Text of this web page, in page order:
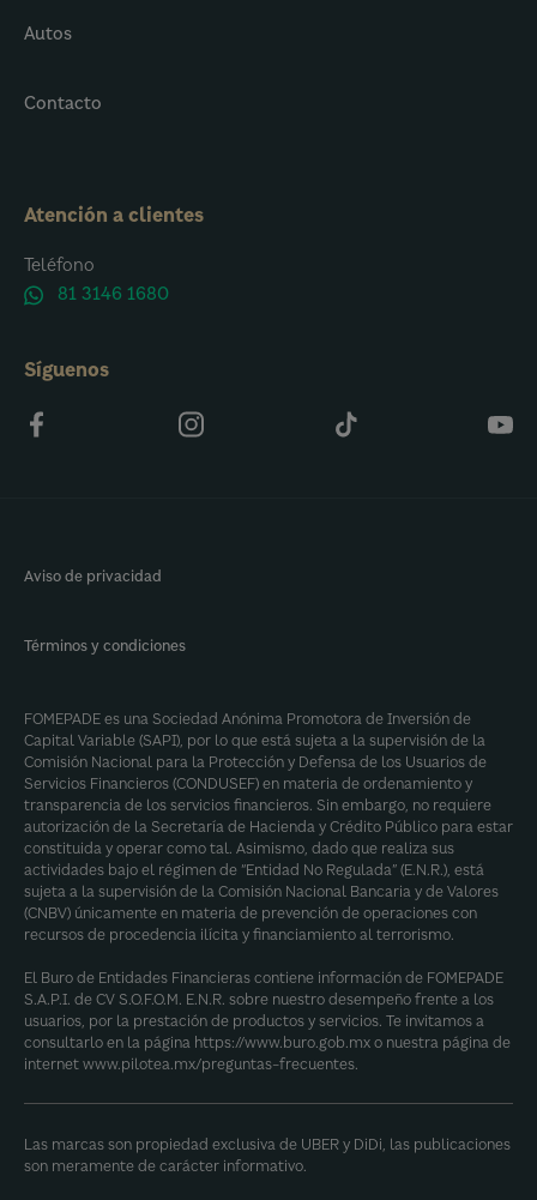
Autos
Contacto
Atención a clientes
Teléfono
81 3146 1680
Síguenos
Aviso de privacidad
Términos y condiciones
FOMEPADE es una Sociedad Anónima Promotora de Inversión de
Capital Variable (SAPI), por lo que está sujeta a la supervisión de la
Comisión Nacional para la Protección y Defensa de los Usuarios de
Servicios Financieros (CONDUSEF) en materia de ordenamiento y
transparencia de los servicios financieros. Sin embargo, no requiere
autorización de la Secretaría de Hacienda y Crédito Público para estar
constituida y operar como tal. Asimismo, dado que realiza sus
actividades bajo el régimen de “Entidad No Regulada” (E.N.R.), está
sujeta a la supervisión de la Comisión Nacional Bancaria y de Valores
(CNBV) únicamente en materia de prevención de operaciones con
recursos de procedencia ilícita y financiamiento al terrorismo.
El Buro de Entidades Financieras contiene información de FOMEPADE
S.A.P.I. de CV S.O.F.O.M. E.N.R. sobre nuestro desempeño frente a los
usuarios, por la prestación de productos y servicios. Te invitamos a
consultarlo en la página https://www.buro.gob.mxo nuestra página de
internetwww.pilotea.mx/preguntas-frecuentes
Las marcas son propiedad exclusiva de UBER y DiDi, las publicaciones
son meramente de carácter informativo.